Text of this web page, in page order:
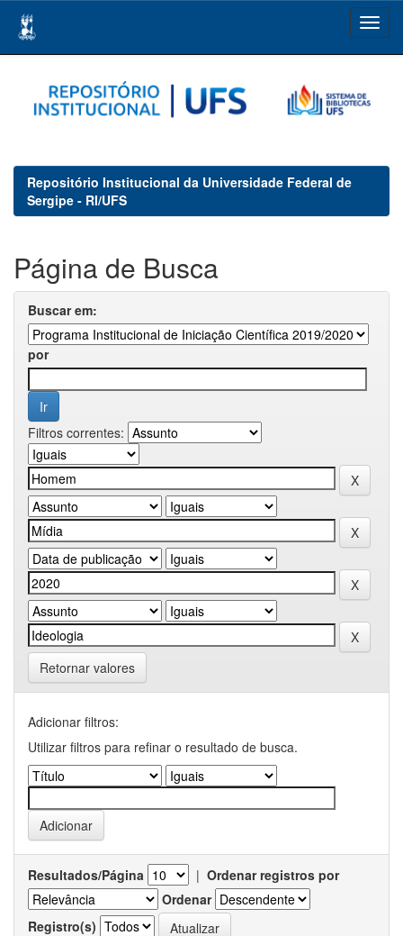
navigation
Repositório Institucional da Universidade Federal de
Sergipe - RI/UFS
Página de Busca
Buscar em:
por
Filtros correntes:
Retornar valores
Adicionar filtros:
Utilizar filtros para refinar o resultado de busca.
Resultados/Página | Ordenar registros por
Ordenar
Registro(s)